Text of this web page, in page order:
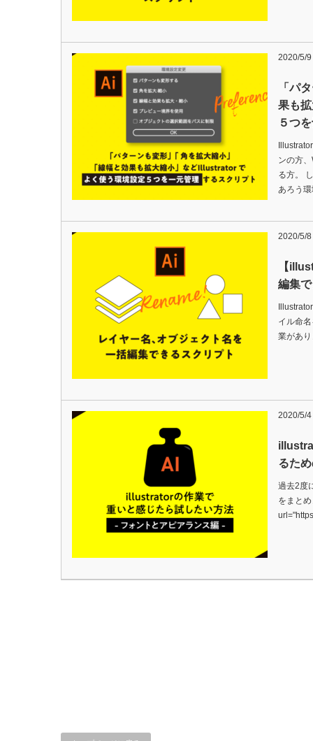
2020/5/9
「パ
果も
５つ
ンの方
る方。
あろう
2020/5/8
【
編集
イル命
業があ
2020/5/4
るた
過去2度
をまと